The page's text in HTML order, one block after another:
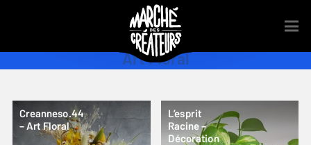
Art Floral
Creanneso.44
– Art Floral
L’esprit
Racine –
Décoration